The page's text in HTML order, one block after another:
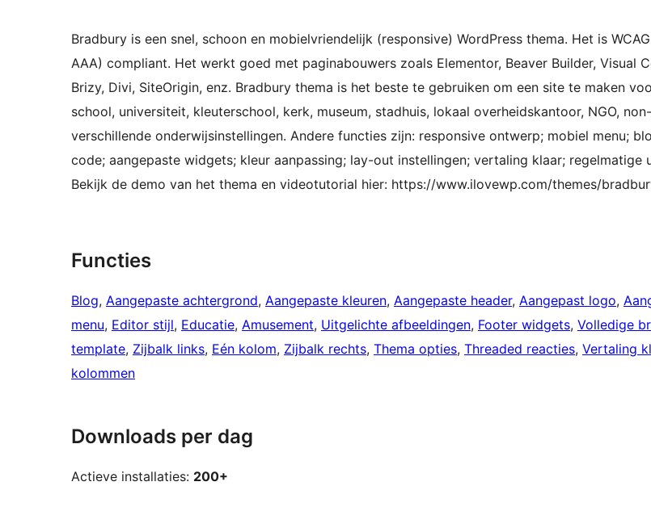
Bradbury is een snel, schoon en mobielvriendelijk (responsive) WordPress thema. Het is
AAA) compliant. Het werkt goed met paginabouwers zoals Elementor, Beaver Builder, Visual
Brizy, Divi, SiteOrigin, enz. Bradbury thema is het beste te gebruiken om een site te maken
school, universiteit, kleuterschool, kerk, museum, stadhuis, lokaal overheidskantoor, NGO,
verschillende onderwijsinstellingen. Andere functies zijn: responsive ontwerp; mobiel menu;
code; aangepaste widgets; kleur aanpassing; lay-out instellingen; vertaling klaar; regelmatige
Bekijk de demo van het thema en videotutorial hier: https://www.ilovewp.com/themes/
Functies
Blog, Aangepaste achtergrond, Aangepaste kleuren, Aangepaste header, Aangepast logo,
menu, Editor stijl, Educatie, Amusement, Uitgelichte afbeeldingen, Footer widgets, Volledige
template, Zijbalk links, Eén kolom, Zijbalk rechts, Thema opties, Threaded reacties, Vertaling
kolommen
Downloads per dag
Actieve installaties: 200+